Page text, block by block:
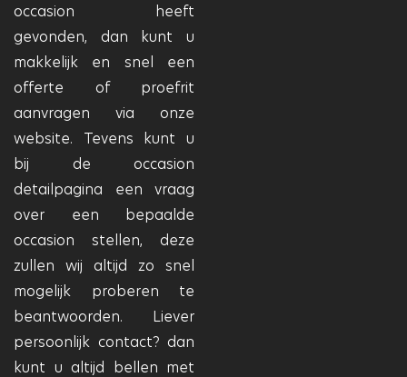
occasion heeft
gevonden, dan kunt u
makkelijk en snel een
offerte of proefrit
aanvragen via onze
website. Tevens kunt u
bij de occasion
detailpagina een vraag
over een bepaalde
occasion stellen, deze
zullen wij altijd zo snel
mogelijk proberen te
beantwoorden. Liever
persoonlijk contact? dan
kunt u altijd bellen met